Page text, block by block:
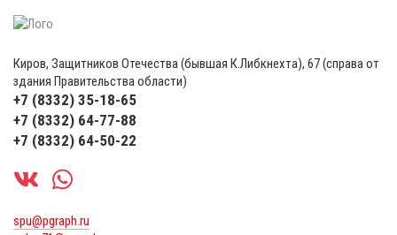
Киров, Защитников Отечества (бывшая К.Либкнехта), 67 (справа от
здания Правительства области)
+7 (8332) 35-18-65
+7 (8332) 64-77-88
+7 (8332) 64-50-22
spu@pgraph.ru